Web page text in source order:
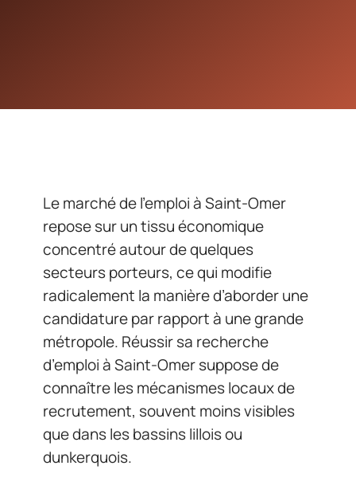
Le marché de l’emploi à Saint-Omer
repose sur un tissu économique
concentré autour de quelques
secteurs porteurs, ce qui modifie
radicalement la manière d’aborder une
candidature par rapport à une grande
métropole. Réussir sa recherche
d’emploi à Saint-Omer suppose de
connaître les mécanismes locaux de
recrutement, souvent moins visibles
que dans les bassins lillois ou
dunkerquois.